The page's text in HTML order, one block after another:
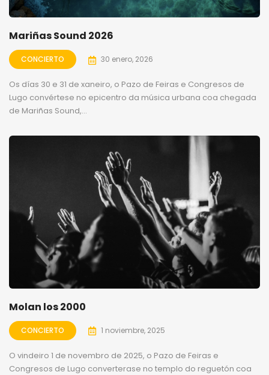
Mariñas Sound 2026
CONCIERTO 30 enero, 2026
Os días 30 e 31 de xaneiro, o Pazo de Feiras e Congresos de
Lugo convértese no epicentro da música urbana coa chegada
de Mariñas Sound,...
Molan los 2000
CONCIERTO 1 noviembre, 2025
O vindeiro 1 de novembro de 2025, o Pazo de Feiras e
Congresos de Lugo converterase no templo do reguetón coa